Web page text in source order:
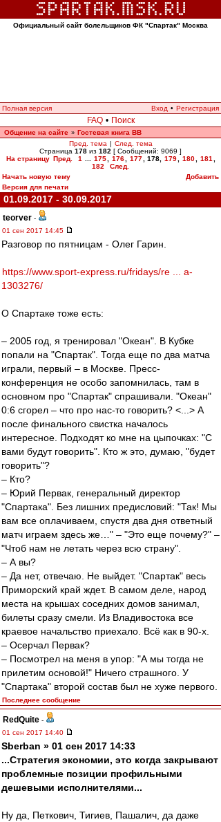
Официальный сайт болельщиков ФК "Спартак" Москва
Полная версия Вход • Регистрация
FAQ • Поиск
Общение на сайте » Гостевая книга ВВ
Пред. тема | След. тема
Страница 178 из 182 [ Сообщений: 9069 ]
На страницу Пред. 1 175 176 177 178 179 180 181
182
След.
Начать новую тему
Добавить
Версия для печати
01.09.2017 - 30.09.2017
teorver -
01 сен 2017 14:45
Разговор по пятницам - Олег Гарин.
https://www.sport-express.ru/fridays/re ... a-
1303276/
О Спартаке тоже есть:
– 2005 год, я тренировал "Океан". В Кубке
попали на "Спартак". Тогда еще по два матча
играли, первый – в Москве. Пресс-
конференция не особо запомнилась, там в
основном про "Спартак" спрашивали. "Океан"
0:6 сгорел – что про нас-то говорить? <...> А
после финального свистка началось
интересное. Подходят ко мне на цыпочках: "С
вами будут говорить". Кто ж это, думаю, "будет
говорить"?
– Кто?
– Юрий Первак, генеральный директор
"Спартака". Без лишних предисловий: "Так! Мы
вам все оплачиваем, спустя два дня ответный
матч играем здесь же…" – "Это еще почему?" –
"Чтоб нам не летать через всю страну".
– А вы?
– Да нет, отвечаю. Не выйдет. "Спартак" весь
Приморский край ждет. В самом деле, народ
места на крышах соседних домов занимал,
билеты сразу смели. Из Владивостока все
краевое начальство приехало. Всё как в 90-х.
– Осерчал Первак?
– Посмотрел на меня в упор: "А мы тогда не
прилетим основой!" Ничего страшного. У
"Спартака" второй состав был не хуже первого.
Последнее сообщение
RedQuite -
01 сен 2017 14:40
Sberban » 01 сен 2017 14:33
...Стратегия экономии, это когда закрывают
проблемные позиции профильными
дешевыми исполнителями...
Ну да, Петкович, Тигиев, Пашалич, да даже